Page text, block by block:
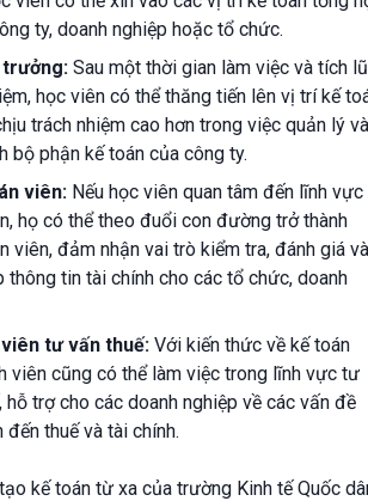
ty, doanh nghiệp hoặc tổ chức.
trưởng: Sau một thời gian làm việc và tích
học viên có thể thăng tiến lên vị trí kế
trách nhiệm cao hơn trong việc quản lý và
bộ phận kế toán của công ty.
viên: Nếu học viên quan tâm đến lĩnh vực
họ có thể theo đuổi con đường trở thành
viên, đảm nhận vai trò kiểm tra, đánh giá và
thông tin tài chính cho các tổ chức, doanh
tư vấn thuế: Với kiến thức về kế toán
viên cũng có thể làm việc trong lĩnh vực tư
hỗ trợ cho các doanh nghiệp về các vấn đề
đến thuế và tài chính.
kế toán từ xa của trường Kinh tế Quốc